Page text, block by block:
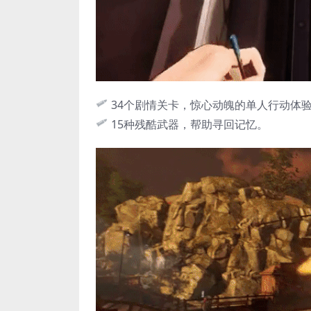
34个剧情关卡，惊心动魄的单人行动体
15种残酷武器，帮助寻回记忆。